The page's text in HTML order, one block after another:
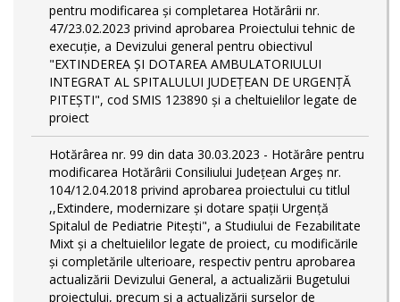
pentru modificarea și completarea Hotărârii nr.
47/23.02.2023 privind aprobarea Proiectului tehnic de
execuție, a Devizului general pentru obiectivul
"EXTINDEREA ȘI DOTAREA AMBULATORIULUI
INTEGRAT AL SPITALULUI JUDEȚEAN DE URGENȚĂ
PITEȘTI", cod SMIS 123890 și a cheltuielilor legate de
proiect
Hotărârea nr. 99 din data 30.03.2023 - Hotărâre pentru
modificarea Hotărârii Consiliului Județean Argeș nr.
104/12.04.2018 privind aprobarea proiectului cu titlul
,,Extindere, modernizare și dotare spații Urgență
Spitalul de Pediatrie Pitești", a Studiului de Fezabilitate
Mixt și a cheltuielilor legate de proiect, cu modificările
și completările ulterioare, respectiv pentru aprobarea
actualizării Devizului General, a actualizării Bugetului
proiectului, precum și a actualizării surselor de